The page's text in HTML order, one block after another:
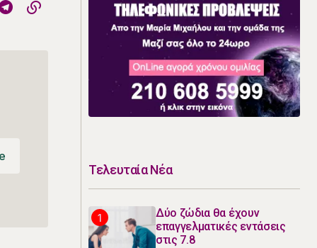
Τελευταία Νέα
Δύο ζώδια θα έχουν
επαγγελματικές εντάσεις
στις 7.8